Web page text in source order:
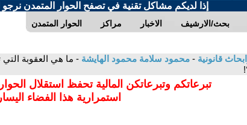
إذا لديكم مشاكل تقنية في تصفح الحوار المتمدن نرجو
الحوار المتمدن مراكز الاخبار بحث/الارشيف
قانونية - محمود سلامة محمود الهايشة
تبرعاتكم وتبرعاتكن المالية تحفظ استقلال
استمرارية هذا الفضاء